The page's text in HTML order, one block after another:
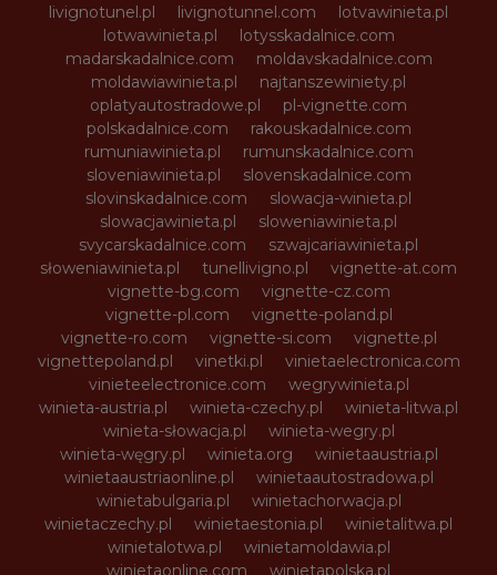
livignotunel.pl
livignotunnel.com
lotvawinieta.pl
lotwawinieta.pl
lotysskadalnice.com
madarskadalnice.com
moldavskadalnice.com
moldawiawinieta.pl
najtanszewiniety.pl
oplatyautostradowe.pl
pl-vignette.com
polskadalnice.com
rakouskadalnice.com
rumuniawinieta.pl
rumunskadalnice.com
sloveniawinieta.pl
slovenskadalnice.com
slovinskadalnice.com
slowacja-winieta.pl
slowacjawinieta.pl
sloweniawinieta.pl
svycarskadalnice.com
szwajcariawinieta.pl
słoweniawinieta.pl
tunellivigno.pl
vignette-at.com
vignette-bg.com
vignette-cz.com
vignette-pl.com
vignette-poland.pl
vignette-ro.com
vignette-si.com
vignette.pl
vignettepoland.pl
vinetki.pl
vinietaelectronica.com
vinieteelectronice.com
wegrywinieta.pl
winieta-austria.pl
winieta-czechy.pl
winieta-litwa.pl
winieta-słowacja.pl
winieta-wegry.pl
winieta-węgry.pl
winieta.org
winietaaustria.pl
winietaaustriaonline.pl
winietaautostradowa.pl
winietabulgaria.pl
winietachorwacja.pl
winietaczechy.pl
winietaestonia.pl
winietalitwa.pl
winietalotwa.pl
winietamoldawia.pl
winietaonline.com
winietapolska.pl